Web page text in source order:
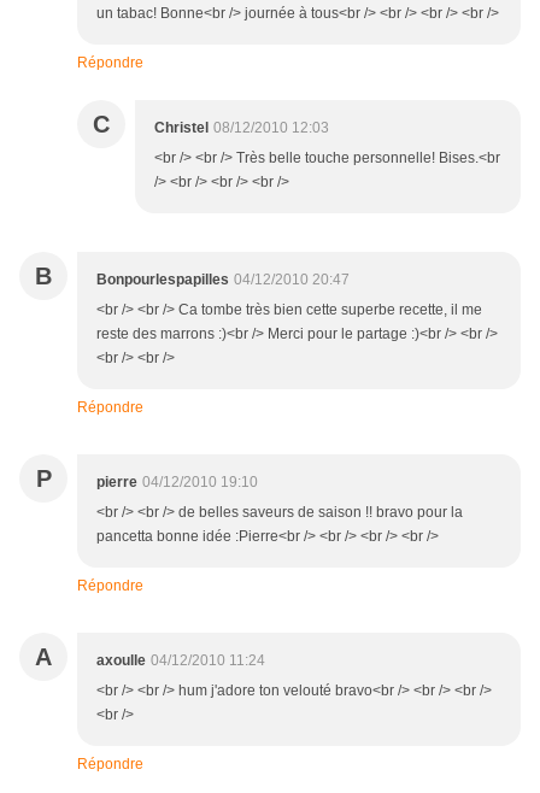
un tabac! Bonne<br /> journée à tous<br /> <br /> <br /> <br />
Répondre
C Christel 08/12/2010 12:03
<br /> <br /> Très belle touche personnelle! Bises.<br
/> <br /> <br /> <br />
B Bonpourlespapilles 04/12/2010 20:47
<br /> <br /> Ca tombe très bien cette superbe recette, il me
reste des marrons :)<br /> Merci pour le partage :)<br /> <br />
<br /> <br />
Répondre
P pierre 04/12/2010 19:10
<br /> <br /> de belles saveurs de saison !! bravo pour la
pancetta bonne idée :Pierre<br /> <br /> <br /> <br />
Répondre
A axoulle 04/12/2010 11:24
<br /> <br /> hum j'adore ton velouté bravo<br /> <br /> <br />
<br />
Répondre